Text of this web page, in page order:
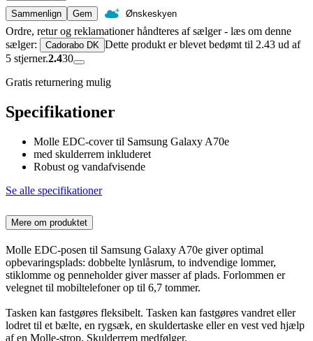
Sammenlign
Gem Ønskeskyen
Ordre, retur og reklamationer håndteres af sælger - læs om denne
sælger:
Cadorabo DK Dette produkt er blevet bedømt til 2.43 ud af
5 stjerner.2.430
Gratis returnering mulig
Specifikationer
Molle EDC-cover til Samsung Galaxy A70e
med skulderrem inkluderet
Robust og vandafvisende
Se alle specifikationer
Mere om produktet
Molle EDC-posen til Samsung Galaxy A70e giver optimal
opbevaringsplads: dobbelte lynlåsrum, to indvendige lommer,
stiklomme og penneholder giver masser af plads. Forlommen er
velegnet til mobiltelefoner op til 6,7 tommer.
Tasken kan fastgøres fleksibelt. Tasken kan fastgøres vandret eller
lodret til et bælte, en rygsæk, en skuldertaske eller en vest ved hjælp
af en Molle-strop. Skulderrem medfølger.